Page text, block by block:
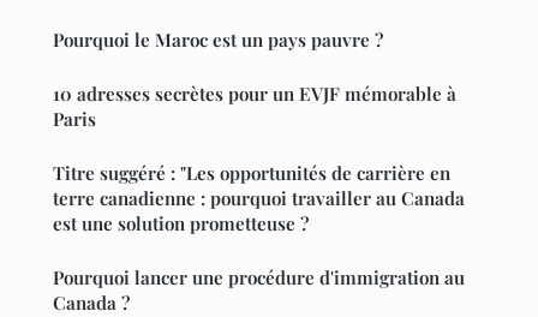
Pourquoi le Maroc est un pays pauvre ?
10 adresses secrètes pour un EVJF mémorable à
Paris
Titre suggéré : "Les opportunités de carrière en
terre canadienne : pourquoi travailler au Canada
est une solution prometteuse ?
Pourquoi lancer une procédure d'immigration au
Canada ?